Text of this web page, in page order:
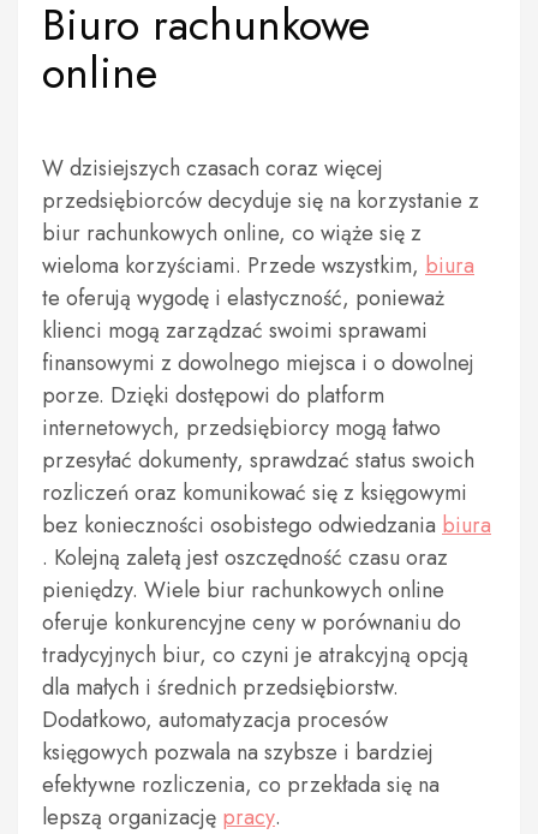
Biuro rachunkowe
online
W dzisiejszych czasach coraz więcej
przedsiębiorców decyduje się na korzystanie z
biur rachunkowych online, co wiąże się z
wieloma korzyściami. Przede wszystkim, biura
te oferują wygodę i elastyczność, ponieważ
klienci mogą zarządzać swoimi sprawami
finansowymi z dowolnego miejsca i o dowolnej
porze. Dzięki dostępowi do platform
internetowych, przedsiębiorcy mogą łatwo
przesyłać dokumenty, sprawdzać status swoich
rozliczeń oraz komunikować się z księgowymi
bez konieczności osobistego odwiedzania biura
. Kolejną zaletą jest oszczędność czasu oraz
pieniędzy. Wiele biur rachunkowych online
oferuje konkurencyjne ceny w porównaniu do
tradycyjnych biur, co czyni je atrakcyjną opcją
dla małych i średnich przedsiębiorstw.
Dodatkowo, automatyzacja procesów
księgowych pozwala na szybsze i bardziej
efektywne rozliczenia, co przekłada się na
lepszą organizację pracy.